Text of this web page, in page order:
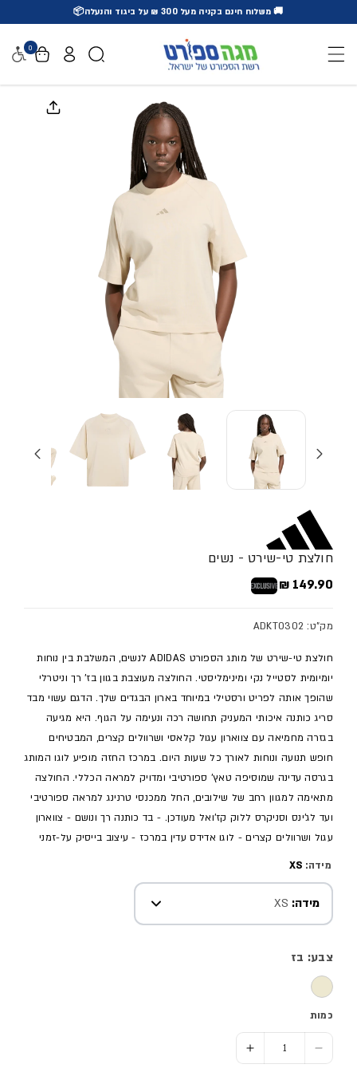
🚚 משלוח חינם בקניה מעל 300 ₪ על ביגוד והנעלה📦
0
חולצת טי-שירט - נשים
מחיר מלא
149.90 ₪ בלעדי
מק"ט: ADKT0302
חולצת טי-שירט של מותג הספורט ADIDAS לנשים, המשלבת בין נוחות
יומיומית לסטייל נקי ומינימליסטי. החולצה מעוצבת בגוון בז' רך וניטרלי
שהופך אותה לפריט ורסטילי במיוחד בארון הבגדים שלך. הדגם עשוי מבד
סריג כותנה איכותי המעניק תחושה רכה ונעימה על הגוף. היא מגיעה
בגזרה מחמיאה עם צווארון עגול קלאסי ושרוולים קצרים, המבטיחים
חופש תנועה ונוחות לאורך כל שעות היום. במרכז החזה מופיע לוגו המותג
בגרסה עדינה שמוסיפה טאץ' ספורטיבי ומדויק למראה הכללי. החולצה
מתאימה למגוון רחב של שילובים, החל ממכנסי טרנינג למראה ספורטיבי
ועד לג'ינס וסניקרס ללוק קז'ואל מעודכן. - בד כותנה רך ונושם - צווארון
עגול ושרוולים קצרים - לוגו אדידס עדין במרכז - עיצוב בייסיק על-זמני
מידה: XS
מידה: XS
צבע: בז
כמות
הסר כמות ל- חולצת טי-שירט - נשים
הוסף כמות ל- חולצת טי-שירט - נשים